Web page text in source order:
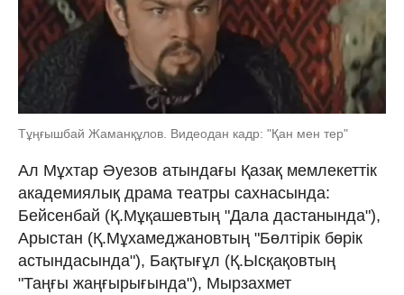
Тұңғышбай Жаманқұлов. Видеодан кадр: "Қан мен тер"
Ал Мұхтар Әуезов атындағы Қазақ мемлекеттік
академиялық драма театры сахнасында:
Бейсенбай (Қ.Мұқашевтың "Дала дастанында"),
Арыстан (Қ.Мұхамеджановтың "Бөлтірік бөрік
астындасында"), Бақтығұл (Қ.Ысқақовтың
"Таңғы жаңғырығында"), Мырзахмет